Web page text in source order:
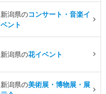
新潟県のコンサート・音楽イ
ベント
新潟県の花イベント
新潟県の美術展・博物展・展